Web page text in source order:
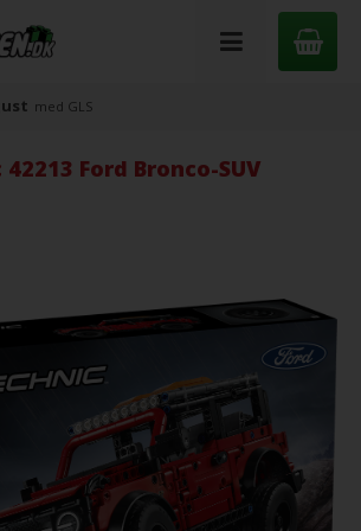
med GLS
42213 Ford Bronco-SUV